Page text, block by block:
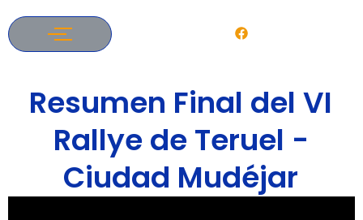
Resumen Final del VI
Rallye de Teruel -
Ciudad Mudéjar